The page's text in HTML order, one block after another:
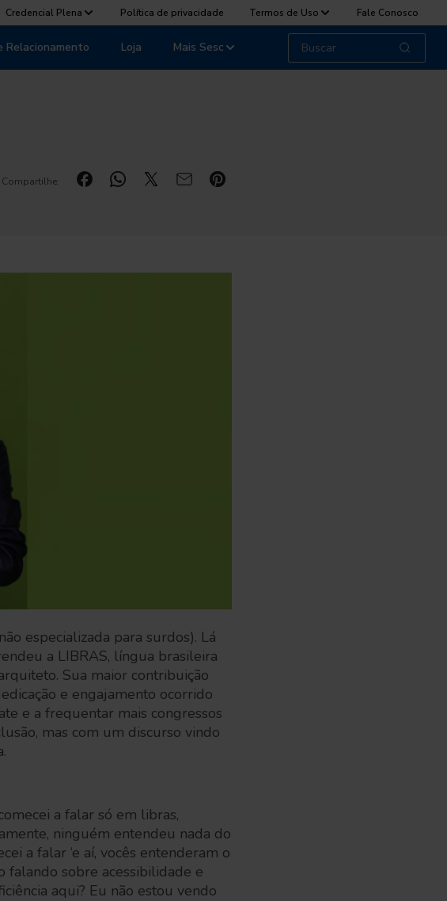
Credencial Plena Política de privacidade Termos de Uso Fale Conosco
Relacionamento Loja Mais Sesc
Compartilhe:
especializada para surdos). Lá
a LIBRAS, língua brasileira
Sua maior contribuição
e engajamento ocorrido
e a frequentar mais congressos
mas com um discurso vindo
a falar só em libras,
ninguém entendeu nada do
a falar ‘e aí, vocês entenderam o
falando sobre acessibilidade e
aqui? Eu não estou vendo